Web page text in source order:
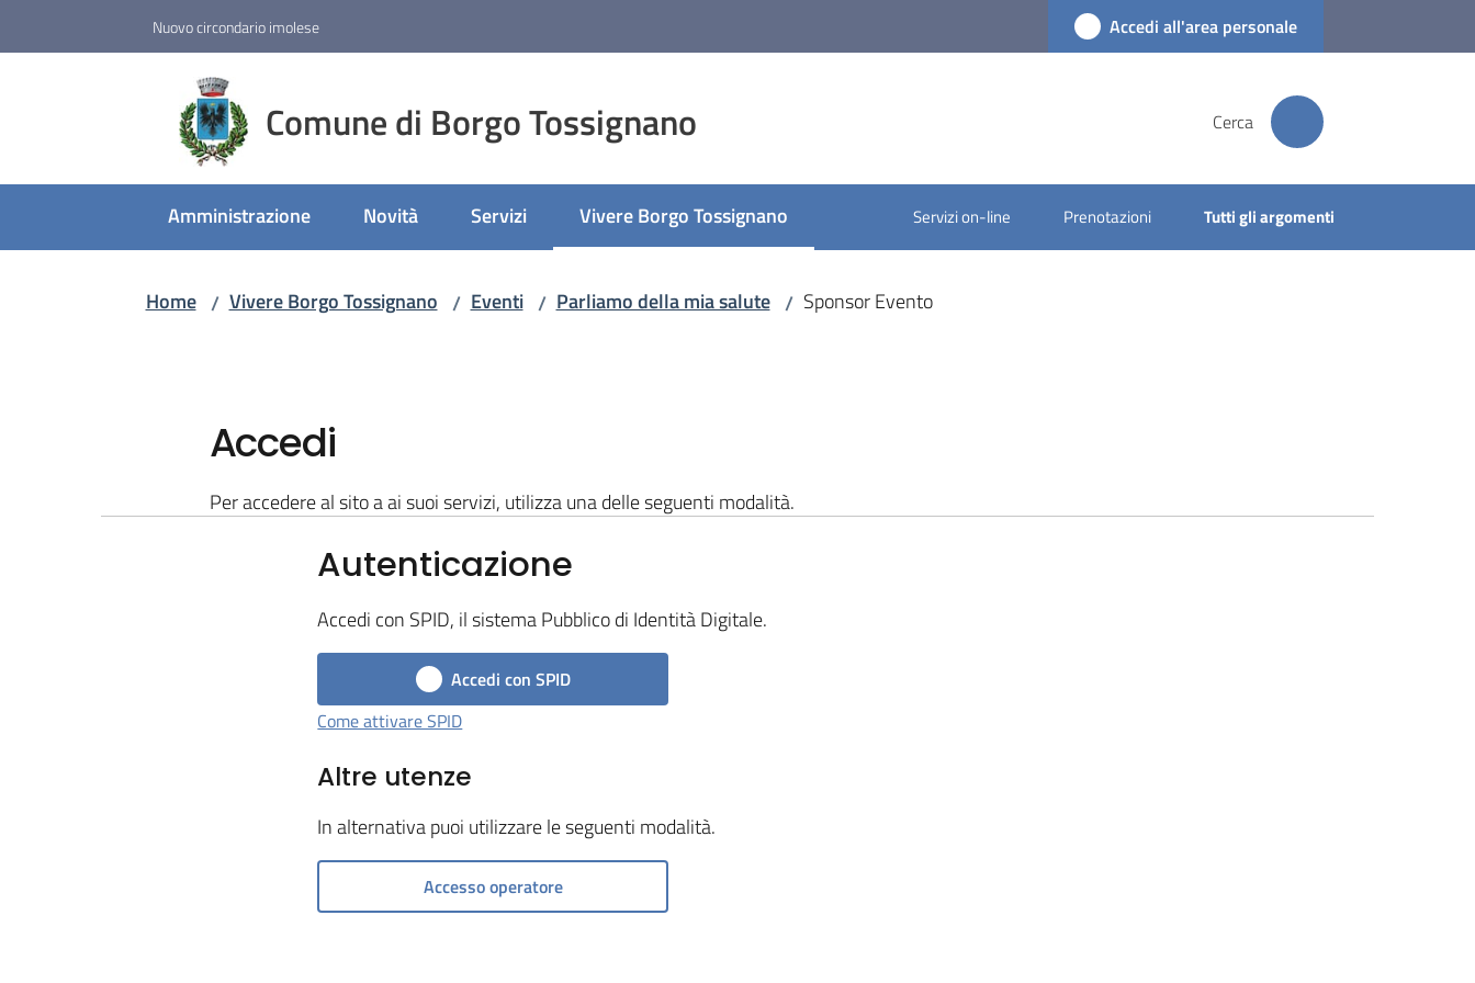
Nuovo circondario imolese Accedi all'area personale
Comune di Borgo Tossignano Cerca
Amministrazione Novità Servizi Vivere Borgo Tossignano
Menu selezionato Servizi on-line Prenotazioni Tutti gli argomenti
Home / Vivere Borgo Tossignano / Eventi / Parliamo della mia salute / Sponsor Evento
Accedi
Per accedere al sito a ai suoi servizi, utilizza una delle seguenti modalità.
Autenticazione
Accedi con SPID, il sistema Pubblico di Identità Digitale.
Accedi con SPID
Come attivare SPID
Altre utenze
In alternativa puoi utilizzare le seguenti modalità.
Accesso operatore